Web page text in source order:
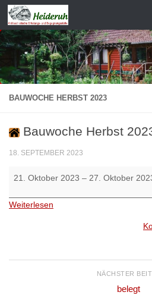
Zum Inhalt springen
BAUWOCHE HERBST 2023
Bauwoche Herbst
18. SEPTEMBER 2023
Bauwoche
2023
21. Oktober 2023 – 27. Oktober
Weiterlesen
NÄCHSTER
belegt